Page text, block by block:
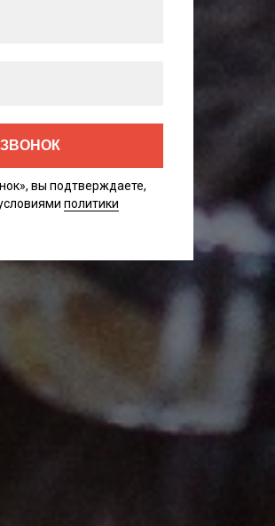
вы подтверждаете,
политики